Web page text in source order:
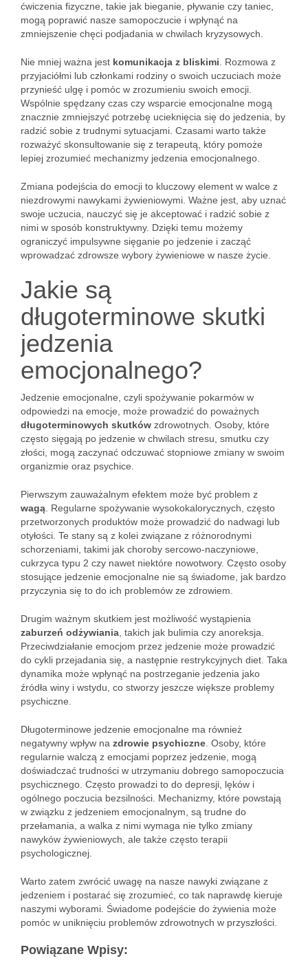
ćwiczenia fizyczne, takie jak bieganie, pływanie czy taniec,
mogą poprawić nasze samopoczucie i wpłynąć na
zmniejszenie chęci podjadania w chwilach kryzysowych.
Nie mniej ważna jest komunikacja z bliskimi . Rozmowa z
przyjaciółmi lub członkami rodziny o swoich uczuciach może
przynieść ulgę i pomóc w zrozumieniu swoich emocji.
Wspólnie spędzany czas czy wsparcie emocjonalne mogą
znacznie zmniejszyć potrzebę ucieknięcia się do jedzenia, by
radzić sobie z trudnymi sytuacjami. Czasami warto także
rozważyć skonsultowanie się z terapeutą, który pomoże
lepiej zrozumieć mechanizmy jedzenia emocjonalnego.
Zmiana podejścia do emocji to kluczowy element w walce z
niezdrowymi nawykami żywieniowymi. Ważne jest, aby uznać
swoje uczucia, nauczyć się je akceptować i radzić sobie z
nimi w sposób konstruktywny. Dzięki temu możemy
ograniczyć impulsywne sięganie po jedzenie i zacząć
wprowadzać zdrowsze wybory żywieniowe w nasze życie.
Jakie są
długoterminowe skutki
jedzenia
emocjonalnego?
Jedzenie emocjonalne, czyli spożywanie pokarmów w
odpowiedzi na emocje, może prowadzić do poważnych
długoterminowych skutków zdrowotnych. Osoby, które
często sięgają po jedzenie w chwilach stresu, smutku czy
złości, mogą zaczynać odczuwać stopniowe zmiany w swoim
organizmie oraz psychice.
Pierwszym zauważalnym efektem może być problem z
wagą . Regularne spożywanie wysokokalorycznych, często
przetworzonych produktów może prowadzić do nadwagi lub
otyłości. Te stany są z kolei związane z różnorodnymi
schorzeniami, takimi jak choroby sercowo-naczyniowe,
cukrzyca typu 2 czy nawet niektóre nowotwory. Często osoby
stosujące jedzenie emocjonalne nie są świadome, jak bardzo
przyczynia się to do ich problemów ze zdrowiem.
Drugim ważnym skutkiem jest możliwość wystąpienia
zaburzeń odżywiania , takich jak bulimia czy anoreksja.
Przeciwdziałanie emocjom przez jedzenie może prowadzić
do cykli przejadania się, a następnie restrykcyjnych diet. Taka
dynamika może wpłynąć na postrzeganie jedzenia jako
źródła winy i wstydu, co stworzy jeszcze większe problemy
psychiczne.
Długoterminowe jedzenie emocjonalne ma również
negatywny wpływ na zdrowie psychiczne . Osoby, które
regularnie walczą z emocjami poprzez jedzenie, mogą
doświadczać trudności w utrzymaniu dobrego samopoczucia
psychicznego. Często prowadzi to do depresji, lęków i
ogólnego poczucia bezsilności. Mechanizmy, które powstają
w związku z jedzeniem emocjonalnym, są trudne do
przełamania, a walka z nimi wymaga nie tylko zmiany
nawyków żywieniowych, ale także często terapii
psychologicznej.
Warto zatem zwrócić uwagę na nasze nawyki związane z
jedzeniem i postarać się zrozumieć, co tak naprawdę kieruje
naszymi wyborami. Świadome podejście do żywienia może
pomóc w uniknięciu problemów zdrowotnych w przyszłości.
Powiązane Wpisy: